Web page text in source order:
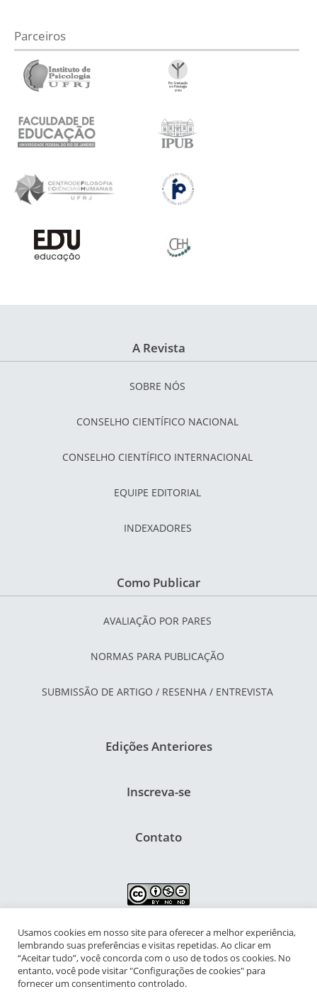
Parceiros
A Revista
SOBRE NÓS
CONSELHO CIENTÍFICO NACIONAL
CONSELHO CIENTÍFICO INTERNACIONAL
EQUIPE EDITORIAL
INDEXADORES
Como Publicar
AVALIAÇÃO POR PARES
NORMAS PARA PUBLICAÇÃO
SUBMISSÃO DE ARTIGO / RESENHA / ENTREVISTA
Edições Anteriores
Inscreva-se
Contato
NIPIAC – Núcleo Interdisciplinar de Pesquisa para a Infância e
Adolescência Contemporâneas
Universidade Federal do Rio de Janeiro - Campus da Praia Vermelha
Usamos cookies em nosso site para oferecer a melhor experiência,
lembrando suas preferências e visitas repetidas. Ao clicar em
“Aceitar tudo”, você concorda com o uso de todos os cookies. No
entanto, você pode visitar "Configurações de cookies" para
fornecer um consentimento controlado.